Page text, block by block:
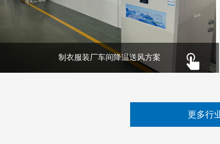
制衣服装厂车间降温送风方案
更多行